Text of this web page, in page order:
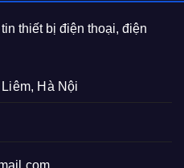
thiết bị điện thoại, điện
Hà Nội